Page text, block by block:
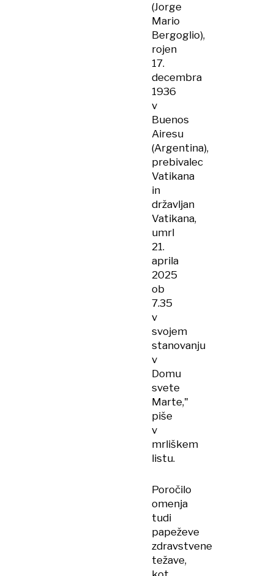
(Jorge
Mario
Bergoglio),
rojen
17.
decembra
1936
v
Buenos
Airesu
(Argentina),
prebivalec
Vatikana
in
državljan
Vatikana,
umrl
21.
aprila
2025
ob
7.35
v
svojem
stanovanju
v
Domu
svete
Marte,"
piše
v
mrliškem
listu.
Poročilo
omenja
tudi
papeževe
zdravstvene
težave,